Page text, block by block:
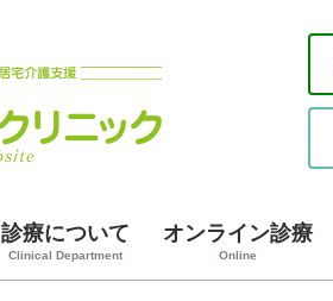
診療について
Clinical Department
オンライン診療
Online